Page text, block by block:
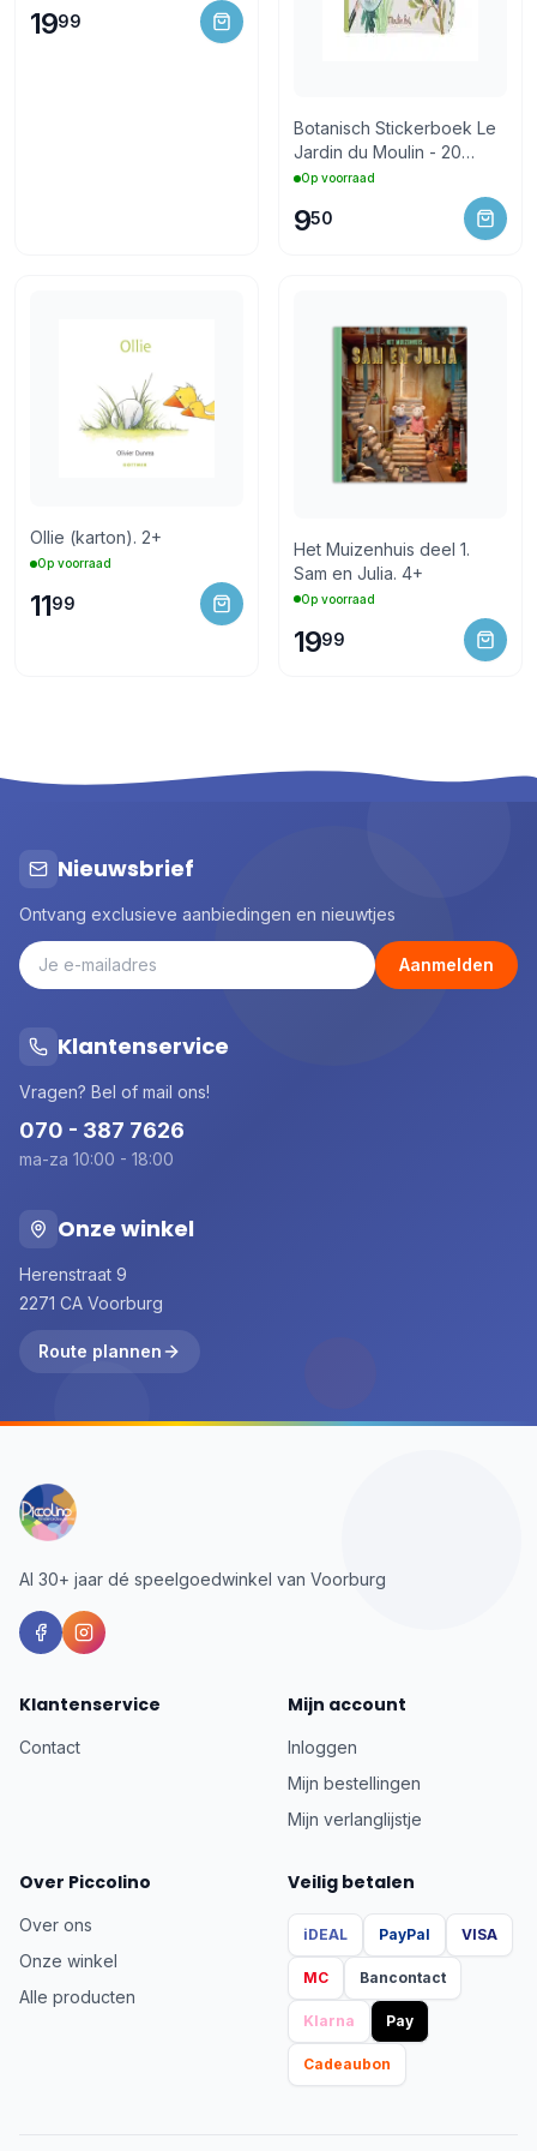
1999
Botanisch Stickerboek Le
Jardin du Moulin - 20
pages (emb/6)
Op voorraad
950
Ollie (karton). 2+
Op voorraad
1199
Het Muizenhuis deel 1.
Sam en Julia. 4+
Op voorraad
1999
Nieuwsbrief
Ontvang exclusieve aanbiedingen en nieuwtjes
Aanmelden
Klantenservice
Vragen? Bel of mail ons!
070 - 387 7626
ma-za 10:00 - 18:00
Onze winkel
Herenstraat 9
2271 CA Voorburg
Route plannen
Al 30+ jaar dé speelgoedwinkel van Voorburg
Klantenservice
Contact
Mijn account
Inloggen
Mijn bestellingen
Mijn verlanglijstje
Over Piccolino
Over ons
Onze winkel
Alle producten
Veilig betalen
iDEAL PayPal VISA
MC Bancontact
Klarna Pay
Cadeaubon